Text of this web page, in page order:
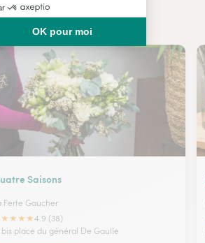
Fleuristes à Esbly
Saisons
Ferte Gaucher
★★★★4.9 (38)
bis place du général De Gaulle